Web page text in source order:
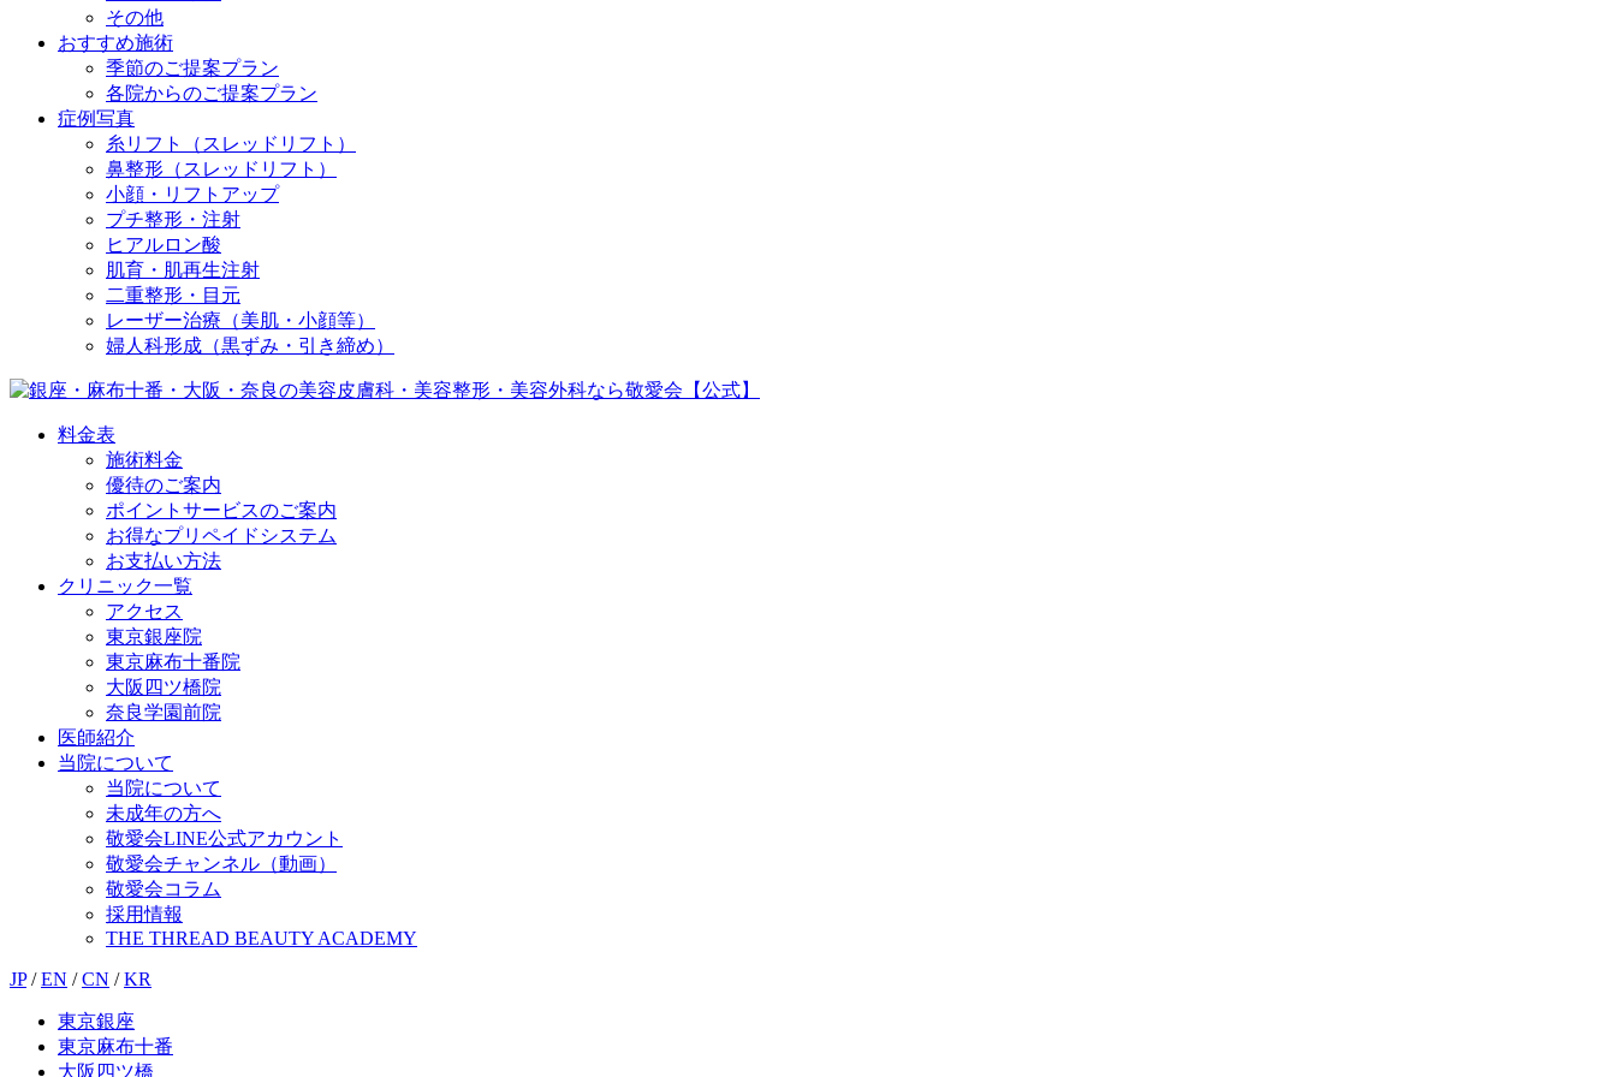
その他
おすすめ施術
季節のご提案プラン
各院からのご提案プラン
症例写真
糸リフト（スレッドリフト）
鼻整形（スレッドリフト）
小顔・リフトアップ
プチ整形・注射
ヒアルロン酸
肌育・肌再生注射
二重整形・目元
レーザー治療（美肌・小顔等）
婦人科形成（黒ずみ・引き締め）
料金表
施術料金
優待のご案内
ポイントサービスのご案内
お得なプリペイドシステム
お支払い方法
クリニック一覧
アクセス
東京銀座院
東京麻布十番院
大阪四ツ橋院
奈良学園前院
医師紹介
当院について
当院について
未成年の方へ
敬愛会LINE公式アカウント
敬愛会チャンネル（動画）
敬愛会コラム
採用情報
THE THREAD BEAUTY ACADEMY
JP / EN / CN / KR
東京銀座
東京麻布十番
大阪四ツ橋